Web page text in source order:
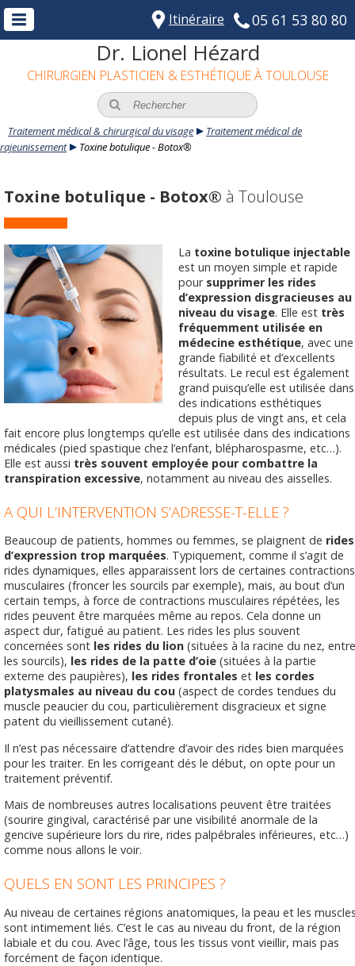
05 61 53 80 80
Itinéraire
Dr. Lionel Hézard
CHIRURGIEN PLASTICIEN & ESTHÉTIQUE À TOULOUSE
Traitement médical & chirurgical du visage
Traitement médical de
rajeunissement
Toxine botulique - Botox®
Toxine botulique - Botox® à Toulouse
La toxine botulique injectable
est un moyen simple et rapide
pour supprimer les rides
d’expression disgracieuses au
niveau du visage. Elle est très
fréquemment utilisée en
médecine esthétique, avec une
grande fiabilité et d’excellents
résultats. Le recul est également
grand puisqu’elle est utilisée dans
des indications esthétiques
depuis plus de vingt ans, et cela
fait encore plus longtemps qu’elle est utilisée dans des indications
médicales (pied spastique chez l’enfant, blépharospasme, etc…).
Elle est aussi très souvent employée pour combattre la
transpiration excessive, notamment au niveau des aisselles.
A QUI L’INTERVENTION S’ADRESSE-T-ELLE ?
Beaucoup de patients, hommes ou femmes, se plaignent de rides
d’expression trop marquées. Typiquement, comme il s’agit de
rides dynamiques, elles apparaissent lors de certaines contractions
musculaires (froncer les sourcils par exemple), mais, au bout d’un
certain temps, à force de contractions musculaires répétées, les
rides peuvent être marquées même au repos. Cela donne un
aspect dur, fatigué au patient. Les rides les plus souvent
concernées sont les rides du lion (situées à la racine du nez, entre
les sourcils), les rides de la patte d’oie (situées à la partie
externe des paupières), les rides frontales et les cordes
platysmales au niveau du cou (aspect de cordes tendues du
muscle peaucier du cou, particulièrement disgracieux et signe
patent du vieillissement cutané).
Il n’est pas nécessaire d’attendre d’avoir des rides bien marquées
pour les traiter. En les corrigeant dés le début, on opte pour un
traitement préventif.
Mais de nombreuses autres localisations peuvent être traitées
(sourire gingival, caractérisé par une visibilité anormale de la
gencive supérieure lors du rire, rides palpébrales inférieures, etc…)
comme nous allons le voir.
QUELS EN SONT LES PRINCIPES ?
Au niveau de certaines régions anatomiques, la peau et les
sont intimement liés. C’est le cas au niveau du front, de la région
labiale et du cou. Avec l’âge, tous les tissus vont vieillir, mais pas
forcément de façon identique.